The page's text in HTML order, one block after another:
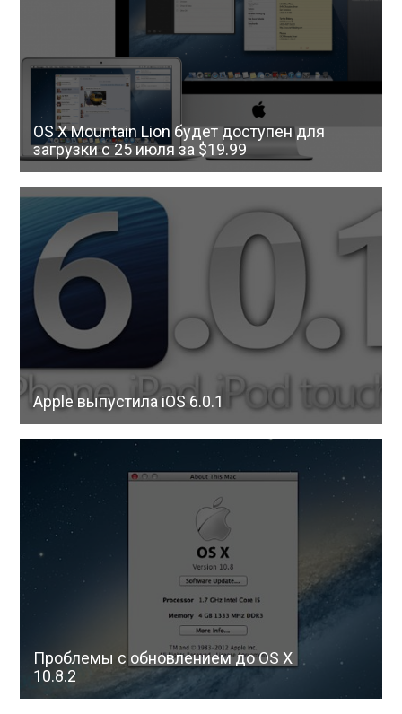
OS X Mountain Lion будет доступен для
загрузки с 25 июля за $19.99
Apple выпустила iOS 6.0.1
Проблемы с обновлением до OS X
10.8.2